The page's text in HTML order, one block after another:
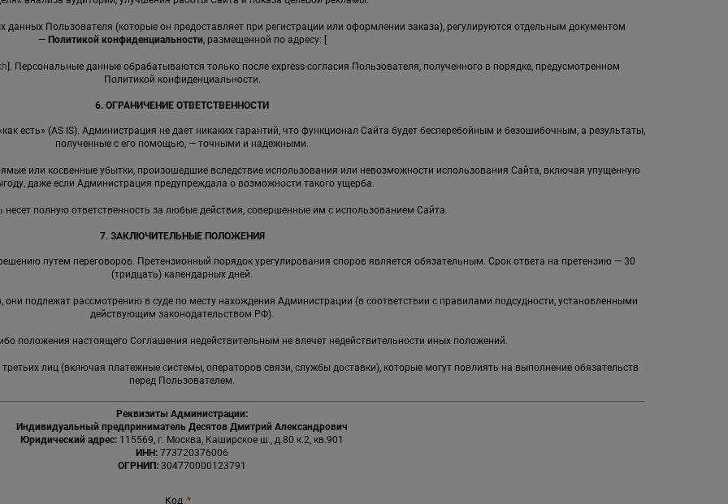
данных Пользователя (которые он предоставляет при регистрации или оформлении заказа), регулируются отдельным документом
— Политикой конфиденциальности, размещенной по адресу: [
]. Персональные данные обрабатываются только после express-согласия Пользователя, полученного в порядке, предусмотренном
Политикой конфиденциальности.
6. ОГРАНИЧЕНИЕ ОТВЕТСТВЕННОСТИ
есть» (AS IS). Администрация не дает никаких гарантий, что функционал Сайта будет бесперебойным и безошибочным, а результаты,
полученные с его помощью, — точными и надежными.
или косвенные убытки, произошедшие вследствие использования или невозможности использования Сайта, включая упущенную
даже если Администрация предупреждала о возможности такого ущерба.
несет полную ответственность за любые действия, совершенные им с использованием Сайта.
7. ЗАКЛЮЧИТЕЛЬНЫЕ ПОЛОЖЕНИЯ
путем переговоров. Претензионный порядок урегулирования споров является обязательным. Срок ответа на претензию — 30
(тридцать) календарных дней.
они подлежат рассмотрению в суде по месту нахождения Администрации (в соответствии с правилами подсудности, установленными
действующим законодательством РФ).
положения настоящего Соглашения недействительным не влечет недействительности иных положений.
лиц (включая платежные системы, операторов связи, службы доставки), которые могут повлиять на выполнение обязательств
перед Пользователем.
Реквизиты Администрации:
Индивидуальный предприниматель Десятов Дмитрий Александрович
Юридический адрес: 115569, г. Москва, Каширское ш., д.80 к.2, кв.901
ИНН: 773720376006
ОГРНИП: 304770000123791
Код